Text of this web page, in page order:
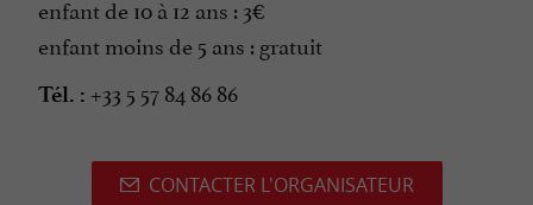
enfant de 10 à 12 ans : 3€
enfant moins de 5 ans : gratuit
Tél. : +33 5 57 84 86 86
CONTACTER L'ORGANISATEUR